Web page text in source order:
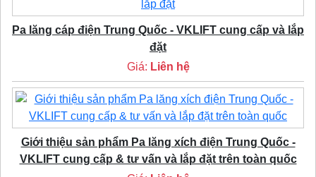
Pa lăng cáp điện Trung Quốc - VKLIFT cung cấp và lắp
đặt
Giá: Liên hệ
Giới thiệu sản phẩm Pa lăng xích điện Trung Quốc -
VKLIFT cung cấp & tư vấn và lắp đặt trên toàn quốc